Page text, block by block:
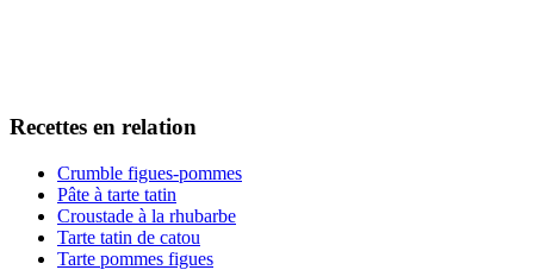
Recettes en relation
Crumble figues-pommes
Pâte à tarte tatin
Croustade à la rhubarbe
Tarte tatin de catou
Tarte pommes figues